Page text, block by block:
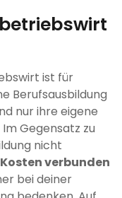
ist für
Berufsausbildung
nur ihre eigene
Gegensatz zu
nicht
verbunden
bei deiner